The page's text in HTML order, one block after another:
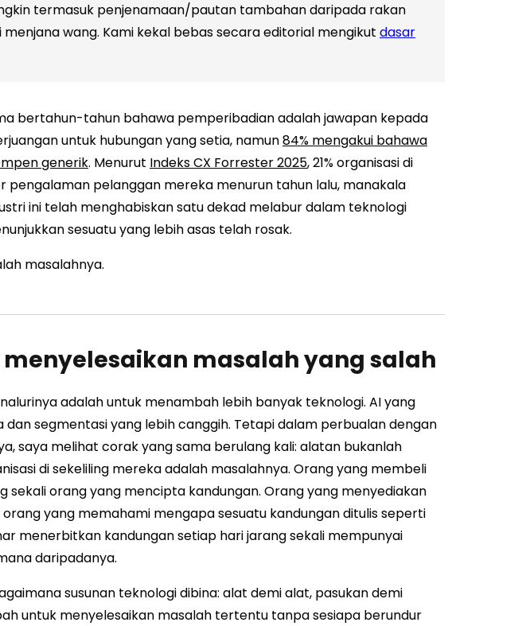
termasuk penjenamaan/pautan tambahan daripada rakan
menjana wang. Kami kekal bebas secara editorial mengikut dasar
bertahun-tahun bahawa pemperibadian adalah jawapan kepada
untuk hubungan yang setia, namun84% mengakui bahawa
generik. Menurut Indeks CX Forrester 2025, 21% organisasi di
pengalaman pelanggan mereka menurun tahun lalu, manakala
ini telah menghabiskan satu dekad melabur dalam teknologi
sesuatu yang lebih asas telah rosak.
masalahnya.
masalah yang salah
adalah untuk menambah lebih banyak teknologi. AI yang
dan segmentasi yang lebih canggih. Tetapi dalam perbualan dengan
saya melihat corak yang sama berulang kali: alatan bukanlah
di sekeliling mereka adalah masalahnya. Orang yang membeli
orang yang mencipta kandungan. Orang yang menyediakan
yang memahami mengapa sesuatu kandungan ditulis seperti
menerbitkan kandungan setiap hari jarang sekali mempunyai
daripadanya.
susunan teknologi dibina: alat demi alat, pasukan demi
untuk menyelesaikan masalah tertentu tanpa sesiapa berundur